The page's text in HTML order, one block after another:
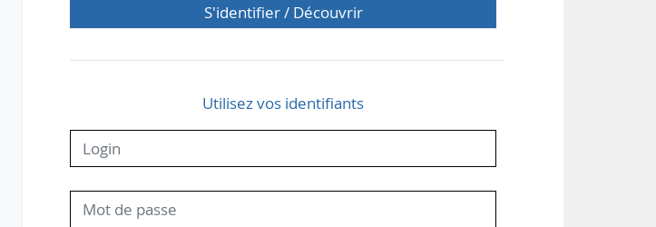
S'identifier / Découvrir
Utilisez vos identifiants